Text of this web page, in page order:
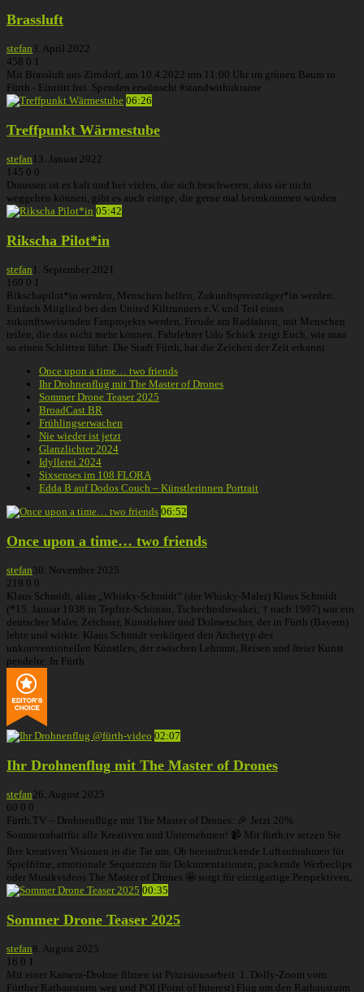
Brassluft
stefan3. April 2022
458 0 1
Mit Brassluft aus Zirndorf, am 10.4.2022 um 11:00 Uhr im grünen Baum in
Fürth - Eintritt frei. Spenden erwünscht #standwithukraine
06:26
Treffpunkt Wärmestube
stefan 13. Januar 2022
145 0 0
Draussen ist es kalt und bei vielen, die sich beschweren, dass sie nicht
weggehen können, gibt es auch einige, die gerne mal heimkommen würden.
05:42
Rikscha Pilot*in
stefan 1. September 2021
169 0 1
Rikschapilot*in werden, Menschen helfen, Zukunftspreisträger*in werden.
Einfach Mitglied bei den United Kiltrunners e.V. und Teil eines
zukunftsweisenden Fanprojekts werden. Freude am Radfahren, mit Menschen
teilen, die das nicht mehr können. Fahrlehrer Udo Schick zeigt Euch, wie man
so einen Schlitten fährt. Die Stadt Fürth, hat die Zeichen der Zeit erkannt
Once upon a time… two friends
Ihr Drohnenflug mit The Master of Drones
Sommer Drone Teaser 2025
BroadCast BR
Frühlingserwachen
Nie wieder ist jetzt
Glanzlichter 2024
Idyllerei 2024
Sixsenses im 108 FLORA
Edda B auf Dodos Couch – Künstlerinnen Portrait
06:52
Once upon a time… two friends
stefan30. November 2025
219 0 0
Klaus Schmidt, alias „Whisky-Schmidt“ (der Whisky-Maler) Klaus Schmidt
(*15. Januar 1938 in Teplitz-Schönau, Tschechoslowakei; † nach 1997) war ein
deutscher Maler, Zeichner, Kunstlehrer und Dolmetscher, der in Fürth (Bayern)
lebte und wirkte. Klaus Schmidt verkörpert den Archetyp des
unkonventionellen Künstlers, der zwischen Lehramt, Reisen und freier Kunst
pendelte. In Fürth
02:07
Ihr Drohnenflug mit The Master of Drones
stefan26. August 2025
60 0 0
Fürth.TV – Drohnenflüge mit The Master of Drones: 🎉 Jetzt 20%
Sommerrabattfür alle Kreativen und Unternehmen! 📹 Mit fürth.tv setzen Sie
Ihre kreativen Visionen in die Tat um. Ob beeindruckende Luftaufnahmen für
Spielfilme, emotionale Sequenzen für Dokumentationen, packende Werbeclips
oder Musikvideos The Master of Drones 🤩 sorgt für einzigartige Perspektiven,
00:35
Sommer Drone Teaser 2025
stefan8. August 2025
16 0 1
Mit einer Kamera-Drohne filmen ist Präzisionsarbeit. 1. Dolly-Zoom vom
Fürther Rathausturm weg und POI (Point of Interest) Flug um den Rathausturm